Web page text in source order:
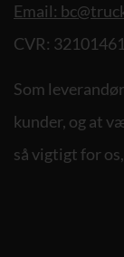
Email:
CVR: 32101461
Som
kunder, og at
så vigtigt for